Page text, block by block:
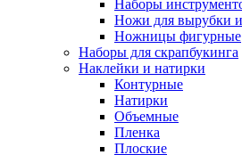
Наборы
Ножи для вырубки
Ножницы фигурные
Наборы для скрапбукинга
Наклейки и натирки
Контурные
Натирки
Объемные
Пленка
Плоские